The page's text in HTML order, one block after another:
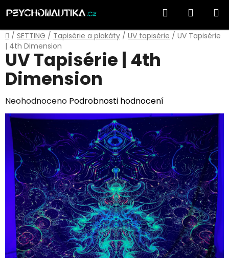
na
obsah
Hledat
KOŠÍK
Domů
/ SETTING / Tapisérie a plakáty / UV tapisérie / UV Tapisérie
| 4th Dimension
UV Tapisérie | 4th
Dimension
Průměrné
hodnocení
produktu
0,0
hvězdiček.
Neohodnoceno Podrobnosti hodnocení